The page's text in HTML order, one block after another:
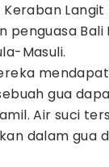
Keraban
penguasa Bali
Masuli.
gua
Air suci
dalam gua